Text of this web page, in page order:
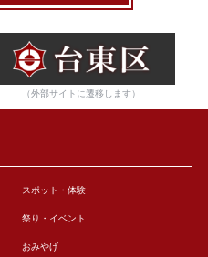
（外部サイトに遷移します）
スポット・体験
祭り・イベント
おみやげ